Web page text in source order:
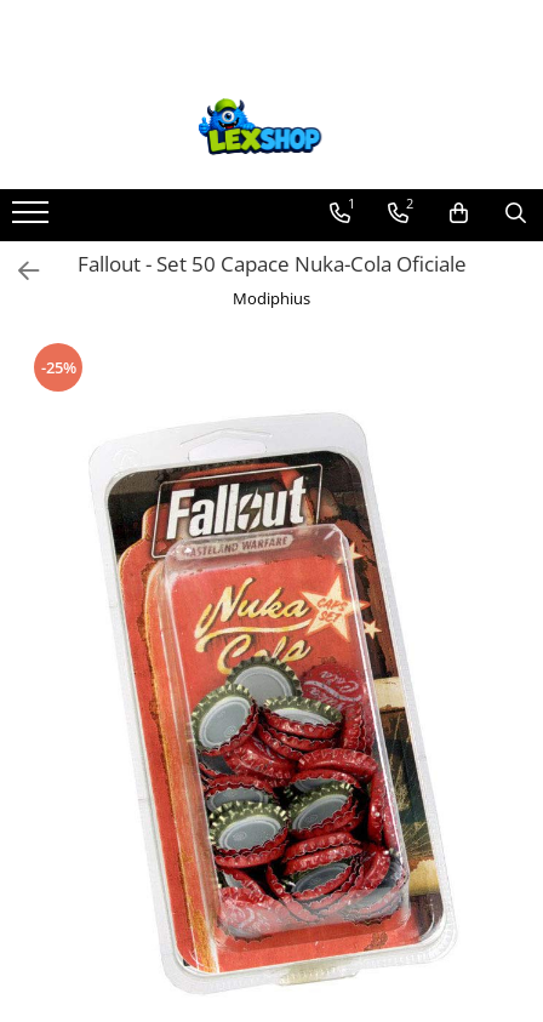
Board Games
Extensii boardgames
Card Games (jocuri cu carti)
Jocuri pentru toata familia
Party Games (jocuri de petrecere)
Jocuri pentru copii
Smart Games
Puzzle-uri logice
Jocuri cu miniaturi
Final Girl - solo game
Miniaturi Arkham Horror
Miniaturi HEROCLIX
Accesorii pentru boardgames
Protectii carti (Sleeves)
Deck Boxes/Cutii pentru carti
Portofolii/ Clasoare pentru carti
1 2
Fallout - Set 50 Capace Nuka-Cola Oficiale
Modiphius
-25%